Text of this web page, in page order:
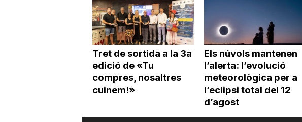
Tret de sortida a la 3a
edició de «Tu
compres, nosaltres
cuinem!»
Els núvols mantenen
l’alerta: l’evolució
meteorològica per a
l’eclipsi total del 12
d’agost